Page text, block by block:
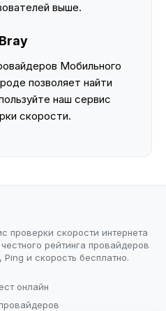
выше.
Мобильного
позволяет найти
наш сервис
скорости.
проверки скорости интернета
рейтинга провайдеров
Ping и скорость бесплатно.
онлайн